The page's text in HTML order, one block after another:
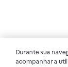
Durante sua
acompanhar a